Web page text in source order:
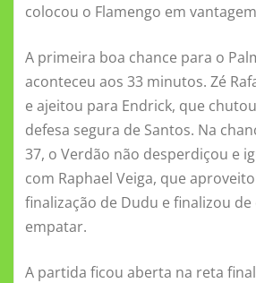
colocou o Flamengo em
A primeira boa chance para o
aconteceu aos 33 minutos. Zé
e ajeitou para Endrick, que
defesa segura de Santos. Na
37, o Verdão não desperdiçou e
com Raphael Veiga, que
finalização de Dudu e finalizou
empatar.
A partida ficou aberta na reta